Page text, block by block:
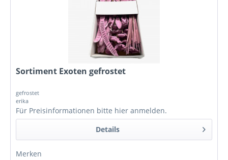
Sortiment Exoten gefrostet
gefrostet
erika
Für Preisinformationen bitte hier anmelden.
Details
Merken